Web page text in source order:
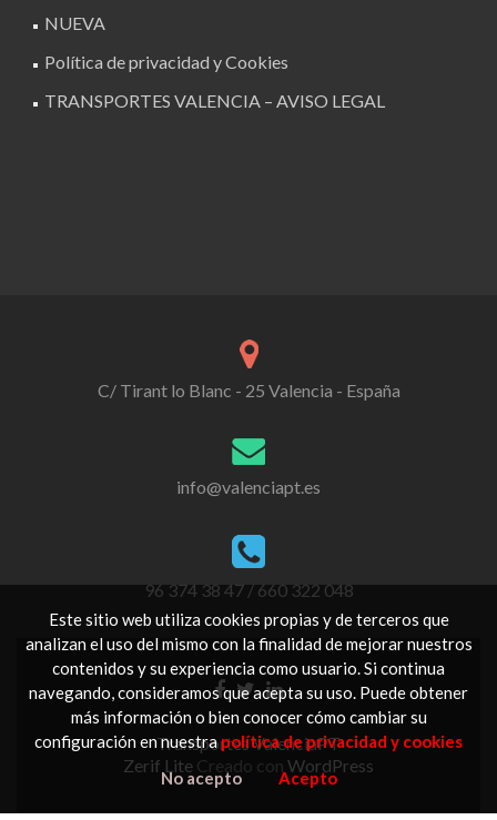
Este sitio web utiliza cookies propias y de terceros que
analizan el uso del mismo con la finalidad de mejorar nuestros
contenidos y su experiencia como usuario. Si continua
navegando, consideramos que acepta su uso. Puede obtener
más información o bien conocer cómo cambiar su
configuración en nuestrapolítica de privacidad y cookies
No acepto
Acepto
NUEVA
Política de privacidad y Cookies
TRANSPORTES VALENCIA – AVISO LEGAL
C/ Tirant lo Blanc - 25 Valencia - España
info@valenciapt.es
96 374 38 47 / 660 322 048
Go
to
Facebook
Go
to
Twitter
Go
to
Linkedin
Transportes ValenciaPT
Zerif Lite Creado con WordPress